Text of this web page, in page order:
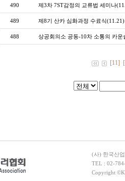
490 제3차 7ST감정의 교류법 세미나
489 제8기 산카 심화과정 수료식
488 상공회의소 공동-10차 소통의 카운
[11]
(사) 한국산
TEL : 02-
Copyright